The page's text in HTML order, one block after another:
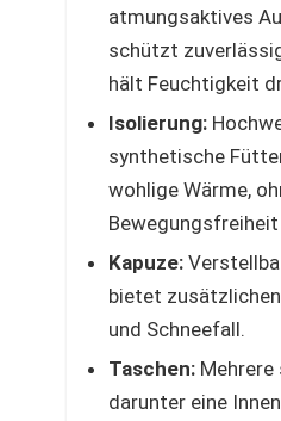
atmungsaktives
schützt
hält Feuchtigkeit
Isolierung:
synthetische
wohlige Wärme,
Kapuze:
bietet
und Schneefall.
Taschen: Mehrere
darunter eine